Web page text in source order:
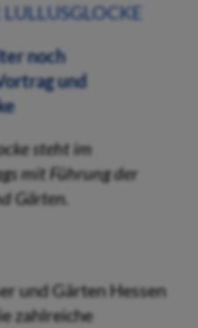
steht im
mit Führung der
Gärten.
und Gärten Hessen
zahlreiche